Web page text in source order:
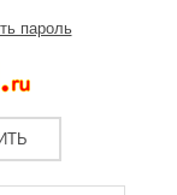
пароль